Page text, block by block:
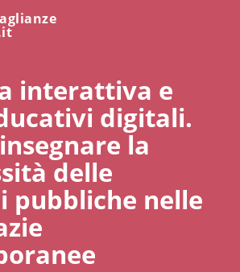
interattiva e
digitali.
la
delle
pubbliche nelle